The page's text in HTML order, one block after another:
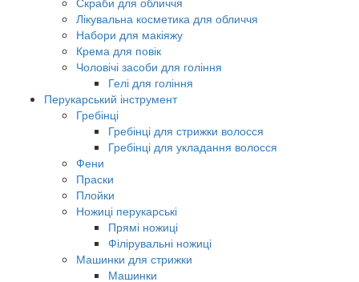
Лікувальна косметика для обличчя
Набори для макіяжу
Крема для повік
Чоловічі засоби для гоління
Гелі для гоління
Перукарський інструмент
Гребінці
Гребінці для стрижки волосся
Гребінці для укладання волосся
Фени
Праски
Плойки
Ножиці перукарські
Прямі ножиці
Філірувальні ножиці
Машинки для стрижки
Машинки